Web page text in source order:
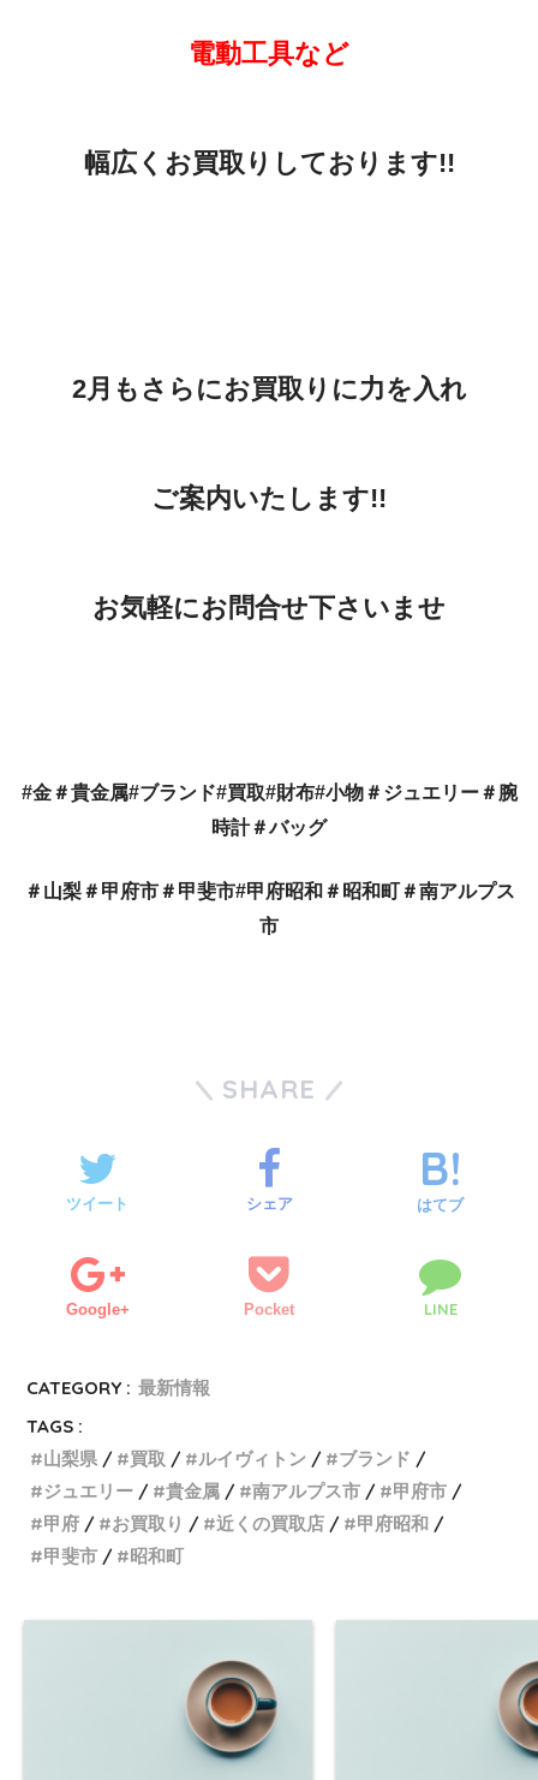
電動工具など
幅広くお買取りしております!!
2月もさらにお買取りに力を入れ
ご案内いたします!!
お気軽にお問合せ下さいませ
#金＃貴金属#ブランド#買取#財布#小物＃ジュエリー＃腕
時計＃バッグ
＃山梨＃甲府市＃甲斐市#甲府昭和＃昭和町＃南アルプス
市
SHARE
ツイート シェア はてブ
Google+ Pocket LINE
CATEGORY : 最新情報
TAGS :
山梨県
買取 ルイヴィトン
ブランド
ジュエリー
貴金属 南アルプス市
甲府市
甲府
お買取り 近くの買取店
甲府昭和
甲斐市
昭和町